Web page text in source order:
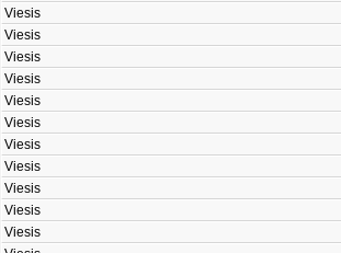
Viesis
Viesis
Viesis
Viesis
Viesis
Viesis
Viesis
Viesis
Viesis
Viesis
Viesis